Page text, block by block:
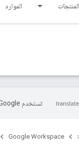
الموارد
تستخدم Google تكنولوجيا الذكاء الاصطناعي لترجمة المحتوى إلى لغتك المفضّلة، وقد تتضمّن بعض الأخطاء.
Google Workspace